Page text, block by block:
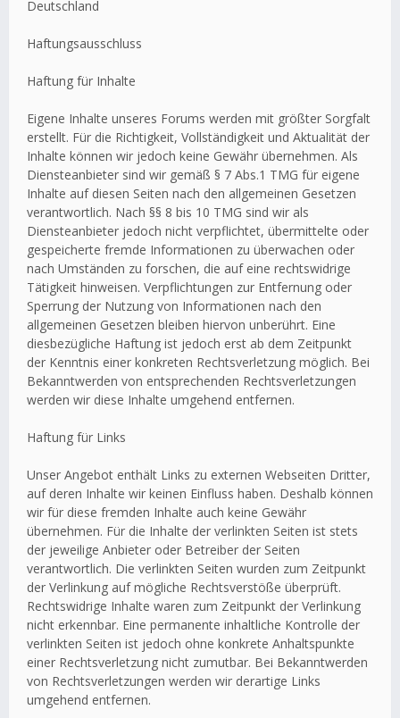
Deutschland
Haftungsausschluss
Haftung für Inhalte
Eigene Inhalte unseres Forums werden mit größter Sorgfalt
erstellt. Für die Richtigkeit, Vollständigkeit und Aktualität der
Inhalte können wir jedoch keine Gewähr übernehmen. Als
Diensteanbieter sind wir gemäß § 7 Abs.1 TMG für eigene
Inhalte auf diesen Seiten nach den allgemeinen Gesetzen
verantwortlich. Nach §§ 8 bis 10 TMG sind wir als
Diensteanbieter jedoch nicht verpflichtet, übermittelte oder
gespeicherte fremde Informationen zu überwachen oder
nach Umständen zu forschen, die auf eine rechtswidrige
Tätigkeit hinweisen. Verpflichtungen zur Entfernung oder
Sperrung der Nutzung von Informationen nach den
allgemeinen Gesetzen bleiben hiervon unberührt. Eine
diesbezügliche Haftung ist jedoch erst ab dem Zeitpunkt
der Kenntnis einer konkreten Rechtsverletzung möglich. Bei
Bekanntwerden von entsprechenden Rechtsverletzungen
werden wir diese Inhalte umgehend entfernen.
Haftung für Links
Unser Angebot enthält Links zu externen Webseiten Dritter,
auf deren Inhalte wir keinen Einfluss haben. Deshalb können
wir für diese fremden Inhalte auch keine Gewähr
übernehmen. Für die Inhalte der verlinkten Seiten ist stets
der jeweilige Anbieter oder Betreiber der Seiten
verantwortlich. Die verlinkten Seiten wurden zum Zeitpunkt
der Verlinkung auf mögliche Rechtsverstöße überprüft.
Rechtswidrige Inhalte waren zum Zeitpunkt der Verlinkung
nicht erkennbar. Eine permanente inhaltliche Kontrolle der
verlinkten Seiten ist jedoch ohne konkrete Anhaltspunkte
einer Rechtsverletzung nicht zumutbar. Bei Bekanntwerden
von Rechtsverletzungen werden wir derartige Links
umgehend entfernen.